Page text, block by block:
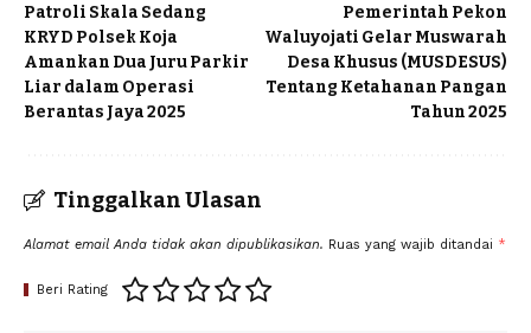
Patroli Skala Sedang
KRYD Polsek Koja
Amankan Dua Juru Parkir
Liar dalam Operasi
Berantas Jaya 2025
Pemerintah Pekon
Waluyojati Gelar Muswarah
Desa Khusus (MUSDESUS)
Tentang Ketahanan Pangan
Tahun 2025
Tinggalkan Ulasan
Alamat email Anda tidak akan dipublikasikan. Ruas yang wajib ditandai *
Beri Rating